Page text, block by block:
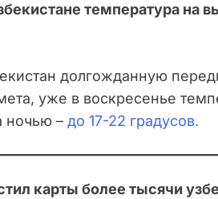
температура на
долгожданную
уже в воскресенье
ночью – до 17-22 градусов.
карты более тысячи